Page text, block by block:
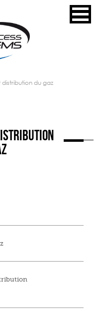
distribution du gaz